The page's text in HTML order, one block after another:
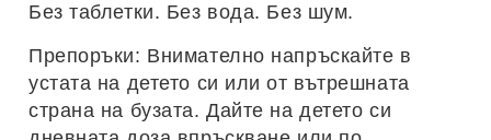
Без таблетки. Без вода. Без шум.
Препоръки: Внимателно напръскайте в
устата на детето си или от вътрешната
страна на бузата. Дайте на детето си